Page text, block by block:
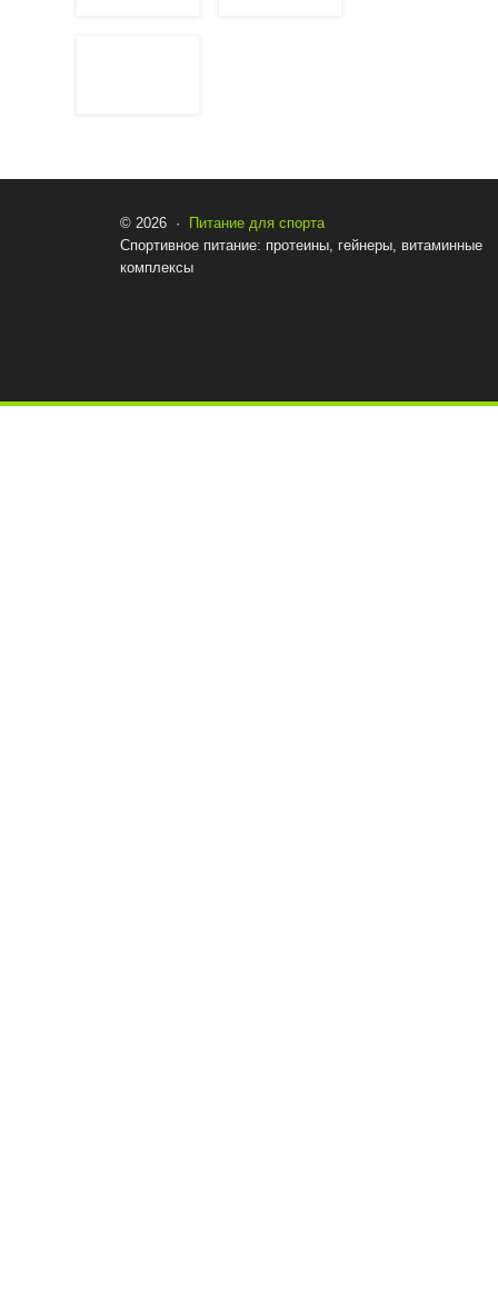
© 2026 ·
Питание для спорта
Спортивное питание: протеины, гейнеры, витаминные
комплексы